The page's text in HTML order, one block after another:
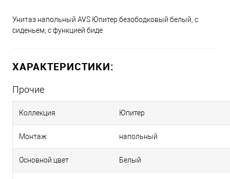
Унитаз напольный AVS Юпитер безободковый белый, с
сиденьем, с функцией биде
ХАРАКТЕРИСТИКИ:
Прочие
Коллекция Юпитер
Монтаж напольный
Основной цвет Белый